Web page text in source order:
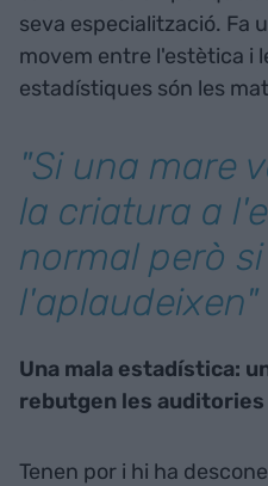
seva especialització. Fa
movem entre l'estètica i
estadístiques són les
"Si una mare
la criatura a
normal però
l'aplaudeixen"
Una mala estadística:
rebutgen les
Tenen por i hi ha